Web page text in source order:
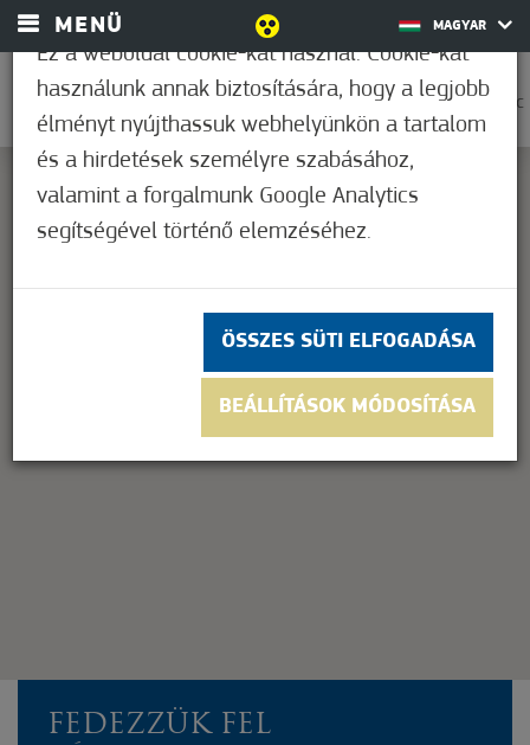
MENÜ MAGYAR
0
36,2°C
This page can't load Google Maps correctly.
Do you own this website? OK
FEDEZZÜK FEL
Ez a weboldal cookie-kat használ. Cookie-kat
használunk annak biztosítására, hogy a legjobb
élményt nyújthassuk webhelyünkön a tartalom
és a hirdetések személyre szabásához,
valamint a forgalmunk Google Analytics
segítségével történő elemzéséhez.
ÖSSZES SÜTI ELFOGADÁSA
BEÁLLÍTÁSOK MÓDOSÍTÁSA